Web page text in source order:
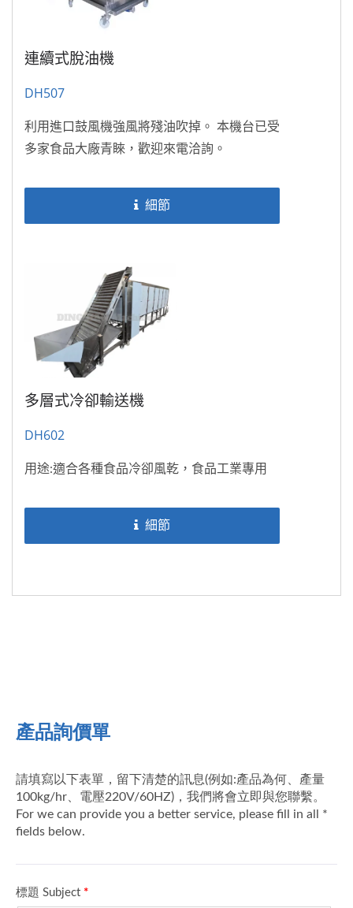
連續式脫油機
DH507
利用進口鼓風機強風將殘油吹掉。 本機台已受
多家食品大廠青睞，歡迎來電洽詢。
細節
多層式冷卻輸送機
DH602
用途:適合各種食品冷卻風乾，食品工業專用
細節